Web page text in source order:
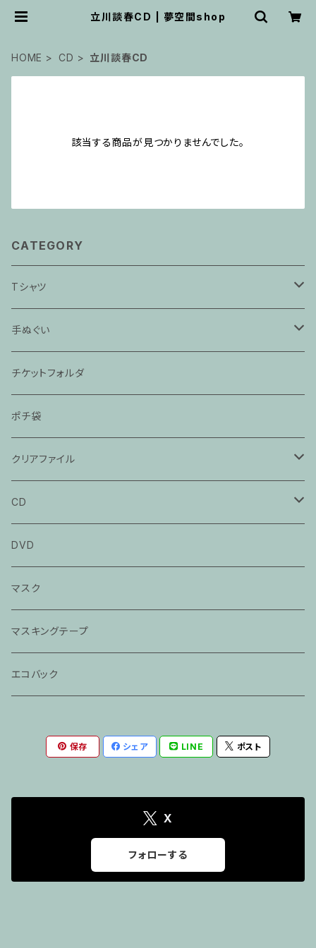
立川談春CD | 夢空間shop
HOME CD 立川談春CD
該当する商品が見つかりませんでした。
CATEGORY
Tシャツ
「ぞろぞろ」
「抜け雀」
「猫と金魚」
「大工調べ」
「粗忽の釘」
手ぬぐい
「時そば」
「死神」
「たぬき」
「茶の湯」
「落語教育委員会」
チケットフォルダ
ポチ袋
クリアファイル
「死神」
「目黒のさんま」
「猫の皿」
「芝浜」
「らくだ」
CD
立川談春CD
立川談笑CD
春風亭百栄CD
春風亭一之輔CD
DVD
マスク
マスキングテープ
エコバック
保存 シェア LINE ポスト
X
フォローする